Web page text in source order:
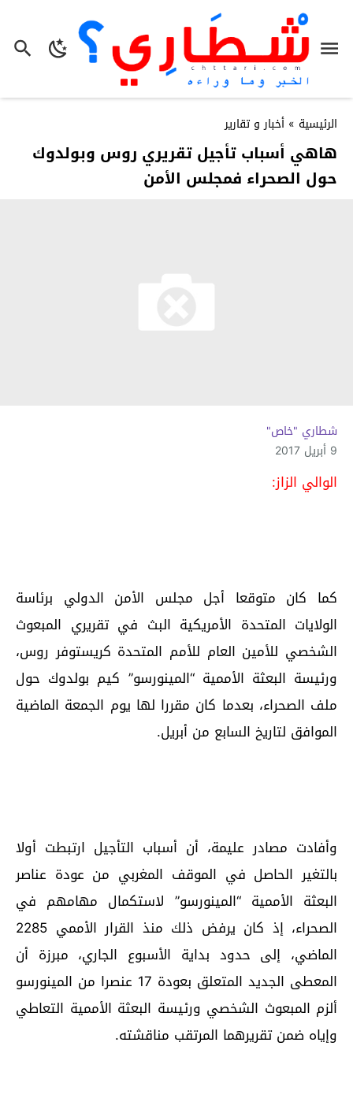
الرئيسية » أخبار و تقارير
هاهي أسباب تأجيل تقريري روس وبولدوك
حول الصحراء فمجلس الأمن‎
شطاري "خاص"
9 أبريل 2017
الوالي الزاز:
كما كان متوقعا أجل مجلس الأمن الدولي برئاسة
الولايات المتحدة الأمريكية البث في تقريري المبعوث
الشخصي للأمين العام للأمم المتحدة كريستوفر روس،
ورئيسة البعثة الأممية “المينورسو” كيم بولدوك حول
ملف الصحراء، بعدما كان مقررا لها يوم الجمعة الماضية
الموافق لتاريخ السابع من أبريل.
وأفادت مصادر عليمة، أن أسباب التأجيل ارتبطت أولا
بالتغير الحاصل في الموقف المغربي من عودة عناصر
البعثة الأممية “المينورسو” لاستكمال مهامهم في
الصحراء، إذ كان يرفض ذلك منذ القرار الأممي 2285
الماضي، إلى حدود بداية الأسبوع الجاري، مبرزة أن
المعطى الجديد المتعلق بعودة 17 عنصرا من المينورسو
ألزم المبعوث الشخصي ورئيسة البعثة الأممية التعاطي
وإياه ضمن تقريرهما المرتقب مناقشته.